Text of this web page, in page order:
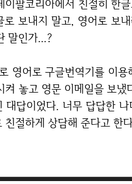
이팔코리아에서 친절히 한
보내지 말고, 영어로 보
말인가...?
켜 놓고 영문 이메일을 보
대답이었다. 너무 답답한
친절하게 상담해 준다고 한